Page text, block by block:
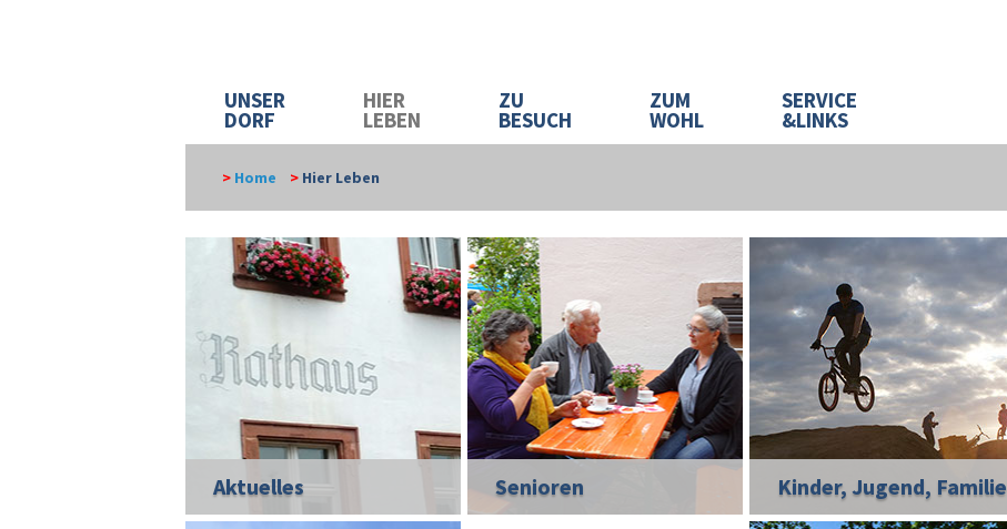
UNSER
DORF
HIER
LEBEN
ZU
BESUCH
ZUM
WOHL
SERVICE
&LINKS
> Home > Hier Leben
Aktuelles Senioren Kinder, Jugend, Familie